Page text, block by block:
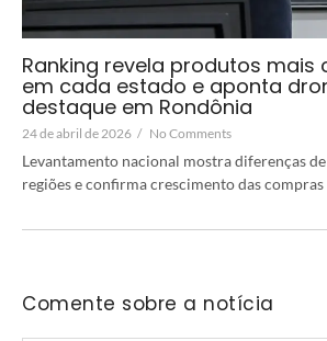
Ranking revela produtos mais
em cada estado e aponta
destaque em Rondônia
24 de abril de 2026 / No Comments
Levantamento nacional mostra diferenças
regiões e confirma crescimento das
Comente sobre a notícia